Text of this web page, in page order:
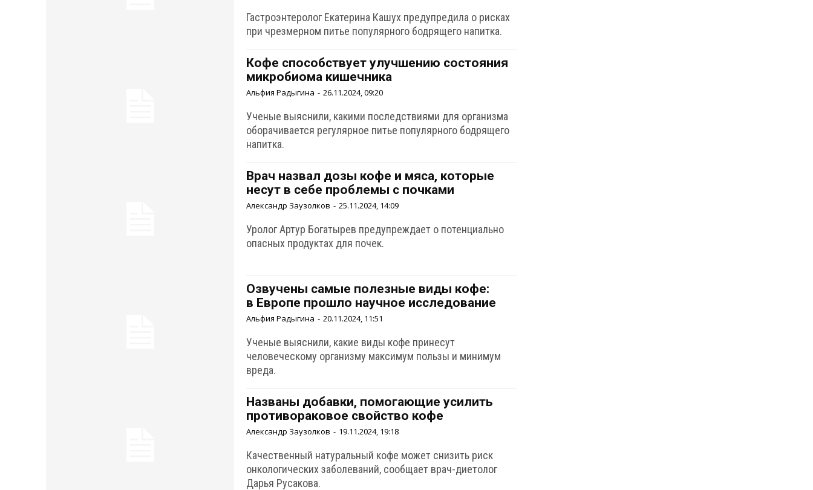
Гастроэнтеролог Екатерина Кашух предупредила о рисках
при чрезмерном питье популярного бодрящего напитка.
Кофе способствует улучшению состояния
микробиома кишечника
Альфия Радыгина - 26.11.2024, 09:20
Ученые выяснили, какими последствиями для организма
оборачивается регулярное питье популярного бодрящего
напитка.
Врач назвал дозы кофе и мяса, которые
несут в себе проблемы с почками
Александр Заузолков - 25.11.2024, 14:09
Уролог Артур Богатырев предупреждает о потенциально
опасных продуктах для почек.
Озвучены самые полезные виды кофе:
в Европе прошло научное исследование
Альфия Радыгина - 20.11.2024, 11:51
Ученые выяснили, какие виды кофе принесут
человеческому организму максимум пользы и минимум
вреда.
Названы добавки, помогающие усилить
противораковое свойство кофе
Александр Заузолков - 19.11.2024, 19:18
Качественный натуральный кофе может снизить риск
онкологических заболеваний, сообщает врач-диетолог
Дарья Русакова.